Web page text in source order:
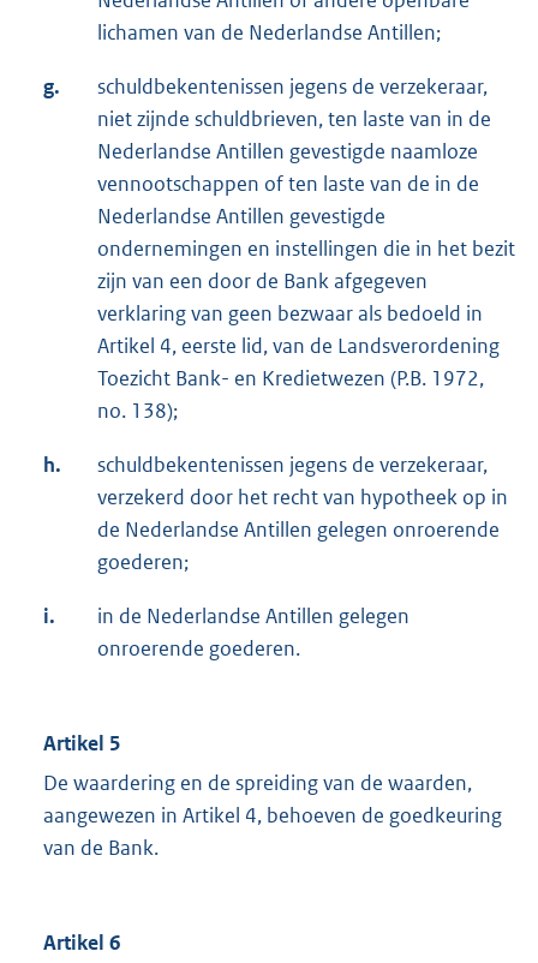
lichamen van de Nederlandse Antillen;
g.
schuldbekentenissen jegens de verzekeraar,
niet zijnde schuldbrieven, ten laste van in de
Nederlandse Antillen gevestigde naamloze
vennootschappen of ten laste van de in de
Nederlandse Antillen gevestigde
ondernemingen en instellingen die in het bezit
zijn van een door de Bank afgegeven
verklaring van geen bezwaar als bedoeld in
Artikel 4, eerste lid, van de Landsverordening
Toezicht Bank- en Kredietwezen (P.B. 1972,
no. 138);
h.
schuldbekentenissen jegens de verzekeraar,
verzekerd door het recht van hypotheek op in
de Nederlandse Antillen gelegen onroerende
goederen;
i.
in de Nederlandse Antillen gelegen
onroerende goederen.
Artikel 5
De waardering en de spreiding van de waarden,
aangewezen in Artikel 4, behoeven de goedkeuring
van de Bank.
Artikel 6